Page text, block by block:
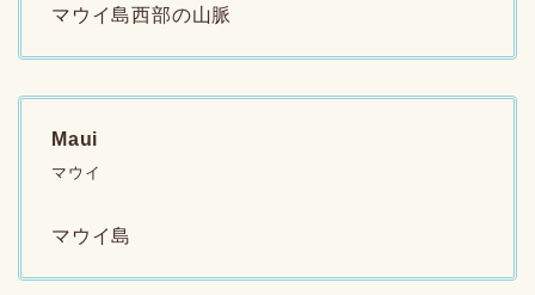
マウイ島西部の山脈
Maui
マウイ
マウイ島